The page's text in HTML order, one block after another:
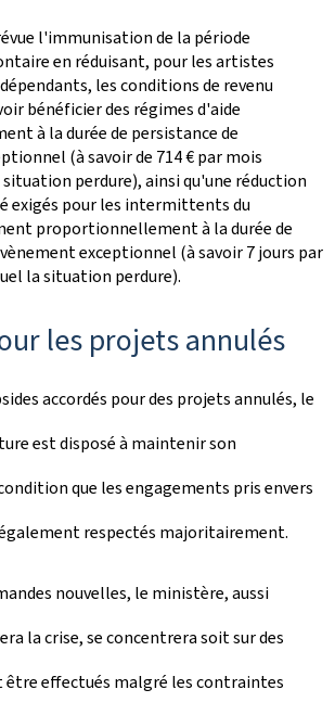
l'immunisation de la période
en réduisant, pour les artistes
les conditions de revenu
bénéficier des régimes d'aide
à la durée de persistance de
(à savoir de 714 € par mois
perdure), ainsi qu'une réduction
exigés pour les intermittents du
proportionnellement à la durée de
exceptionnel (à savoir 7 jours par
la situation perdure).
les projets annulés
accordés pour des projets annulés, le
est disposé à maintenir son
que les engagements pris envers
respectés majoritairement.
nouvelles, le ministère, aussi
la crise, se concentrera soit sur des
être effectués malgré les contraintes